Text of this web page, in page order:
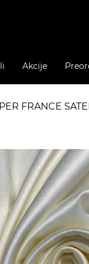
Akcije
FRANCE